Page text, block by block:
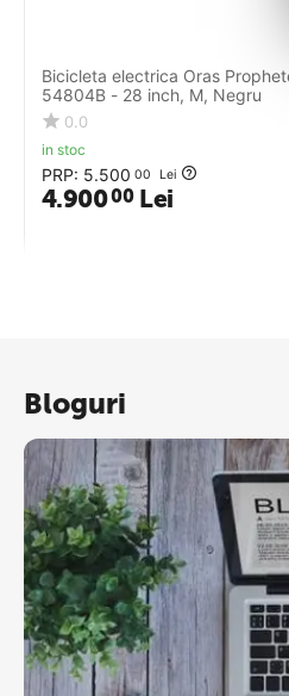
Bicicleta electrica Oras
54804B - 28 inch, M, Negru
0.0
in stoc
PRP: 5.500 00 Lei
4.90000 Lei
Bloguri